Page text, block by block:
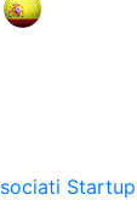
Startup